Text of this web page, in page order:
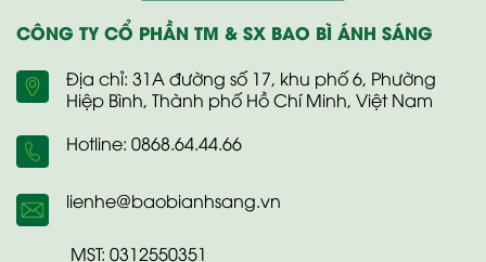
CÔNG TY CỔ PHẦN TM & SX BAO BÌ ÁNH SÁNG
Địa chỉ: 31A đường số 17, khu phố 6, Phường
Hiệp Bình, Thành phố Hồ Chí Minh, Việt Nam
Hotline: 0868.64.44.66
lienhe@baobianhsang.vn
MST: 0312550351